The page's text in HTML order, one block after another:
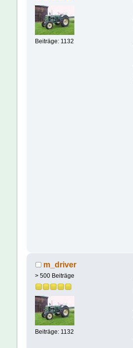
Beiträge: 1132
m_driver
> 500 Beiträge
Beiträge: 1132